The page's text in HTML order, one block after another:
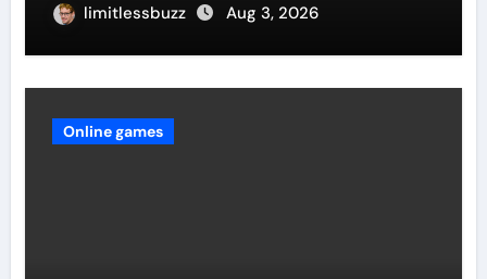
limitlessbuzz Aug 3, 2026
Online games